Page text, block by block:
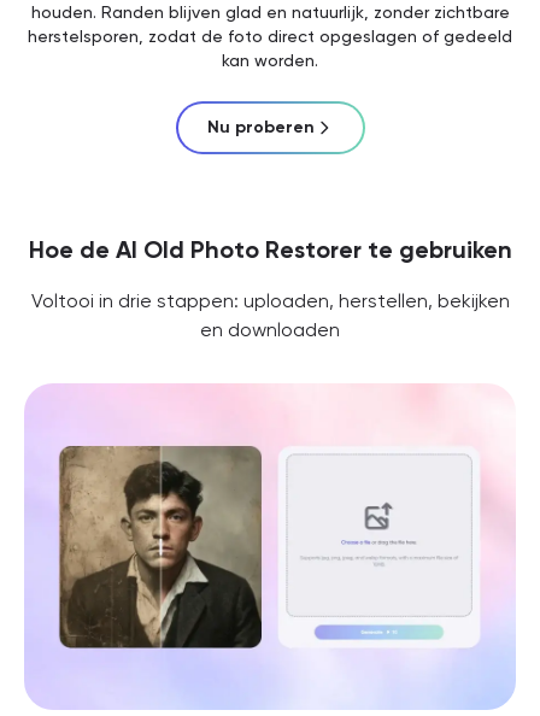
houden. Randen blijven glad en natuurlijk, zonder zichtbare
herstelsporen, zodat de foto direct opgeslagen of gedeeld
kan worden.
Nu proberen
Hoe de AI Old Photo Restorer te gebruiken
Voltooi in drie stappen: uploaden, herstellen, bekijken
en downloaden